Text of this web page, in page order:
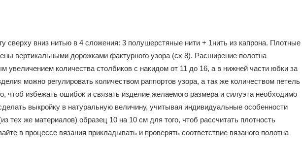
сверху вниз нитью в 4 сложения: 3 полушерстяные нити + 1нить из капрона. Плотные
вертикальными дорожками фактурного узора (сх 8). Расширение полотна
увеличением количества столбиков с накидом от 11 до 16, а в нижней части юбки за
можно регулировать количеством раппортов узора, а так же количеством петель
чтоб избежать ошибок и связать изделие желаемого размера и силуэта необходимо
выкройку в натуральную величину, учитывая индивидуальные особенности
тех же материалов) образец 10 на 10 см для того, чтоб рассчитать плотность
в процессе вязания прикладывать и проверять соответствие вязаного полотна